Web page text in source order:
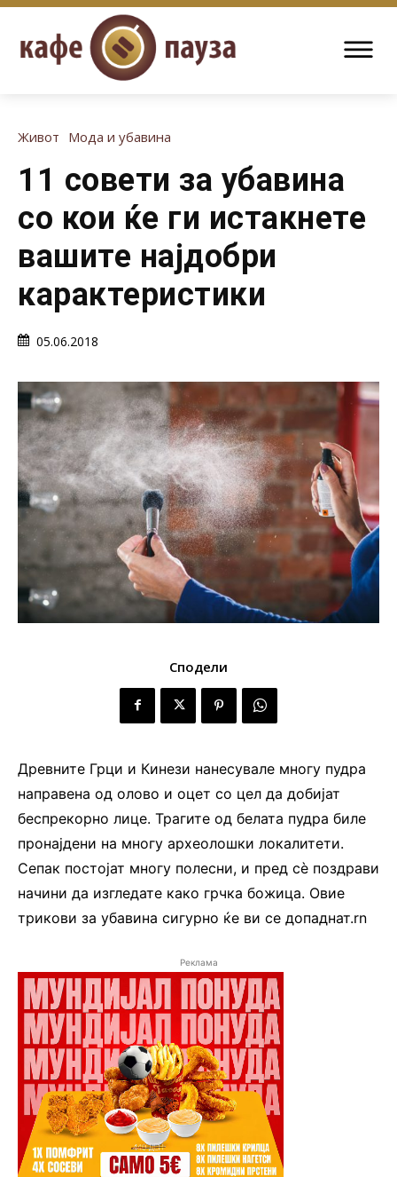
Живот Мода и убавина
11 совети за убавина
со кои ќе ги истакнете
вашите најдобри
карактеристики
05.06.2018
Сподели
Древните Грци и Кинези нанесувале многу пудра
направена од олово и оцет со цел да добијат
беспрекорно лице. Трагите од белата пудра биле
пронајдени на многу археолошки локалитети.
Сепак постојат многу полесни, и пред сè поздрави
начини да изгледате како грчка божица. Овие
трикови за убавина сигурно ќе ви се допаднат.rn
Реклама